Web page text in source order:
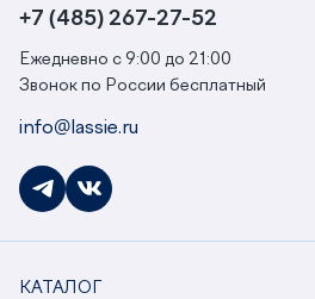
+7 (485) 267-27-52
Ежедневно с 9:00 до 21:00
Звонок по России бесплатный
info@lassie.ru
КАТАЛОГ